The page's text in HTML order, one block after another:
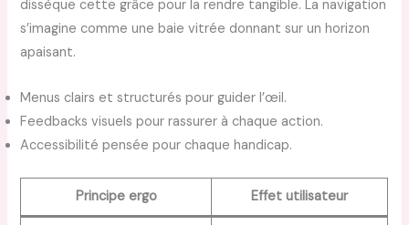
dissèque cette grâce pour la rendre tangible. La navigation
s’imagine comme une baie vitrée donnant sur un horizon
apaisant.
Menus clairs et structurés pour guider l’œil.
Feedbacks visuels pour rassurer à chaque action.
Accessibilité pensée pour chaque handicap.
Principe ergo Effet utilisateur